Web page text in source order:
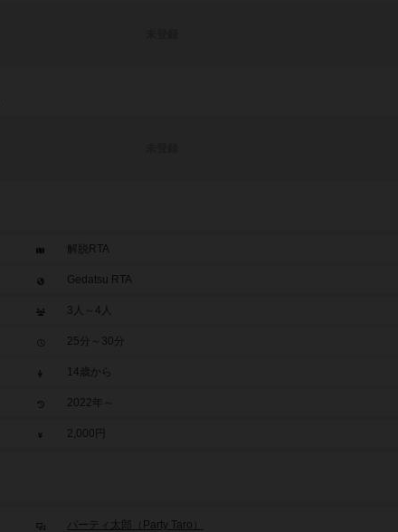
解脱RTA
Gedatsu RTA
3人～4人
25分～30分
14歳から
2022年～
2,000円
パーティ太郎（Party Taro）